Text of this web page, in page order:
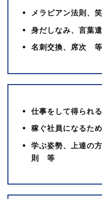
メラビアン法則、
身だしなみ、言葉
名刺交換、席次 等
仕事をして得られ
稼ぐ社員になるた
学ぶ姿勢、上達の
則 等